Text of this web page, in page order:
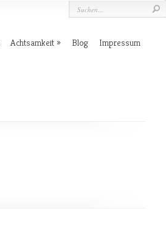
Achtsamkeit Blog Impressum